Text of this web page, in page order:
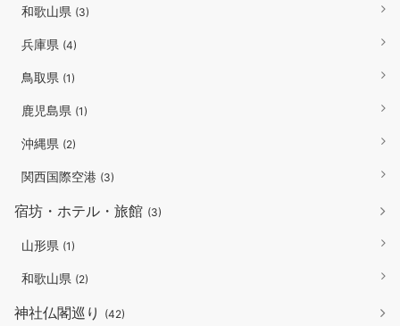
和歌山県 (3)
兵庫県 (4)
鳥取県 (1)
鹿児島県 (1)
沖縄県 (2)
関西国際空港 (3)
宿坊・ホテル・旅館 (3)
山形県 (1)
和歌山県 (2)
神社仏閣巡り (42)